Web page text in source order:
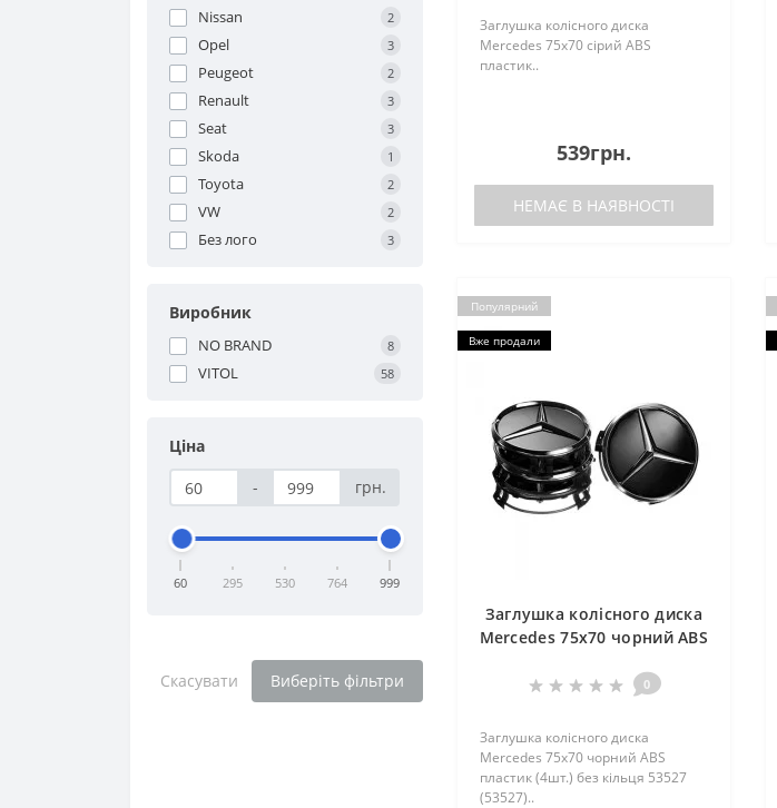
Nissan 2
Opel 3
Peugeot 2
Renault 3
Seat 3
Skoda 1
Toyota 2
VW 2
Без лого 3
Виробник
NO BRAND 8
VITOL 58
Ціна
-
грн.
60 295 530 764 999
Скасувати Виберіть фільтри
Заглушка колісного диска
Mercedes 75x70 сірий ABS
пластик..
539грн.
НЕМАЄ В НАЯВНОСТІ
Популярний
Вже продали
Заглушка колісного диска
Mercedes 75x70 чорний ABS
53527 (53527)0
Заглушка колісного диска
Mercedes 75x70 чорний ABS
пластик (4шт.) без кільця 53527
(53527)..